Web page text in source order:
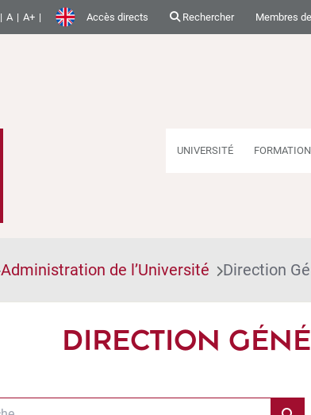
A A+ Accès directs Rechercher Membres de
UNIVERSITÉ FORMATION
Administration de l’Université Direction
DIRECTION